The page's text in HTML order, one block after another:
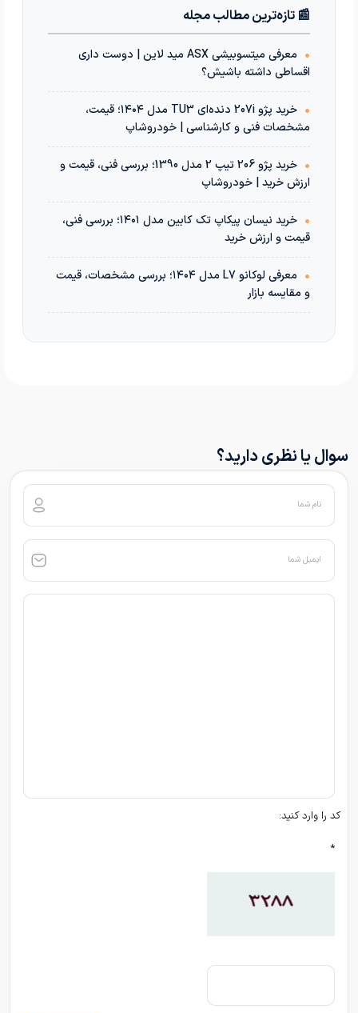
📰 تازه‌ترین مطالب مجله
•
معرفی میتسوبیشی ASX مید لاین | دوست داری
اقساطی داشته باشیش؟
•
خرید پژو 207i دنده‌ای TU3 مدل ۱۴۰۴؛ قیمت،
مشخصات فنی و کارشناسی | خودروشاپ
•
خرید پژو 206 تیپ 2 مدل 1390؛ بررسی فنی، قیمت و
ارزش خرید | خودروشاپ
•
خرید نیسان پیکاپ تک کابین مدل ۱۴۰۱؛ بررسی فنی،
قیمت و ارزش خرید
•
معرفی لوکانو L7 مدل ۱۴۰۴؛ بررسی مشخصات، قیمت
و مقایسه بازار
سوال یا نظری دارید؟
نام شما
ایمیل شما
کد را وارد کنید:
*